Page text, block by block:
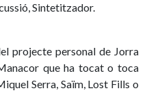
Sintetitzador.
projecte personal de Jorra
que ha tocat o toca
Serra, Saïm, Lost Fills o